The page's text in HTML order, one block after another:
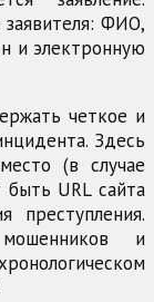
заявителя: ФИО,
и электронную
четкое и
Здесь
(в случае
URL сайта
преступления.
и